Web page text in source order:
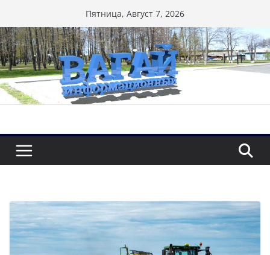
к
содержимому
Пятница, Август 7, 2026